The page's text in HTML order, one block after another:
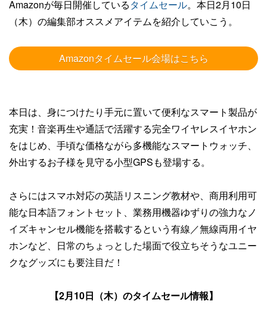
Amazonが毎日開催しているタイムセール。本日2月10日
（木）の編集部オススメアイテムを紹介していこう。
Amazonタイムセール会場はこちら
本日は、身につけたり手元に置いて便利なスマート製品が
充実！音楽再生や通話で活躍する完全ワイヤレスイヤホン
をはじめ、手頃な価格ながら多機能なスマートウォッチ、
外出するお子様を見守る小型GPSも登場する。
さらにはスマホ対応の英語リスニング教材や、商用利用可
能な日本語フォントセット、業務用機器ゆずりの強力なノ
イズキャンセル機能を搭載するという有線／無線両用イヤ
ホンなど、日常のちょっとした場面で役立ちそうなユニー
クなグッズにも要注目だ！
【2月10日（木）のタイムセール情報】